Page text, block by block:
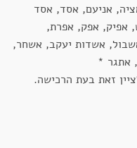
אניעם, אסד, אסד
אפיק, אפק, אפרת,
אשדות יעקב, אשחר,
אתגר *
זאת בעת הרכישה.